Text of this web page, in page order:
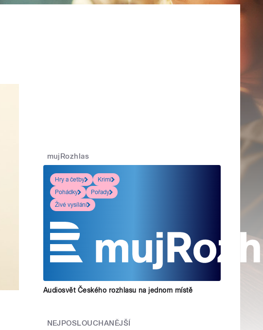
mujRozhlas
Hry a četby
Krimi
Pohádky
Pořady
Živé vysílání
Audiosvět Českého rozhlasu na jednom místě
NEJPOSLOUCHANĚJŠÍ